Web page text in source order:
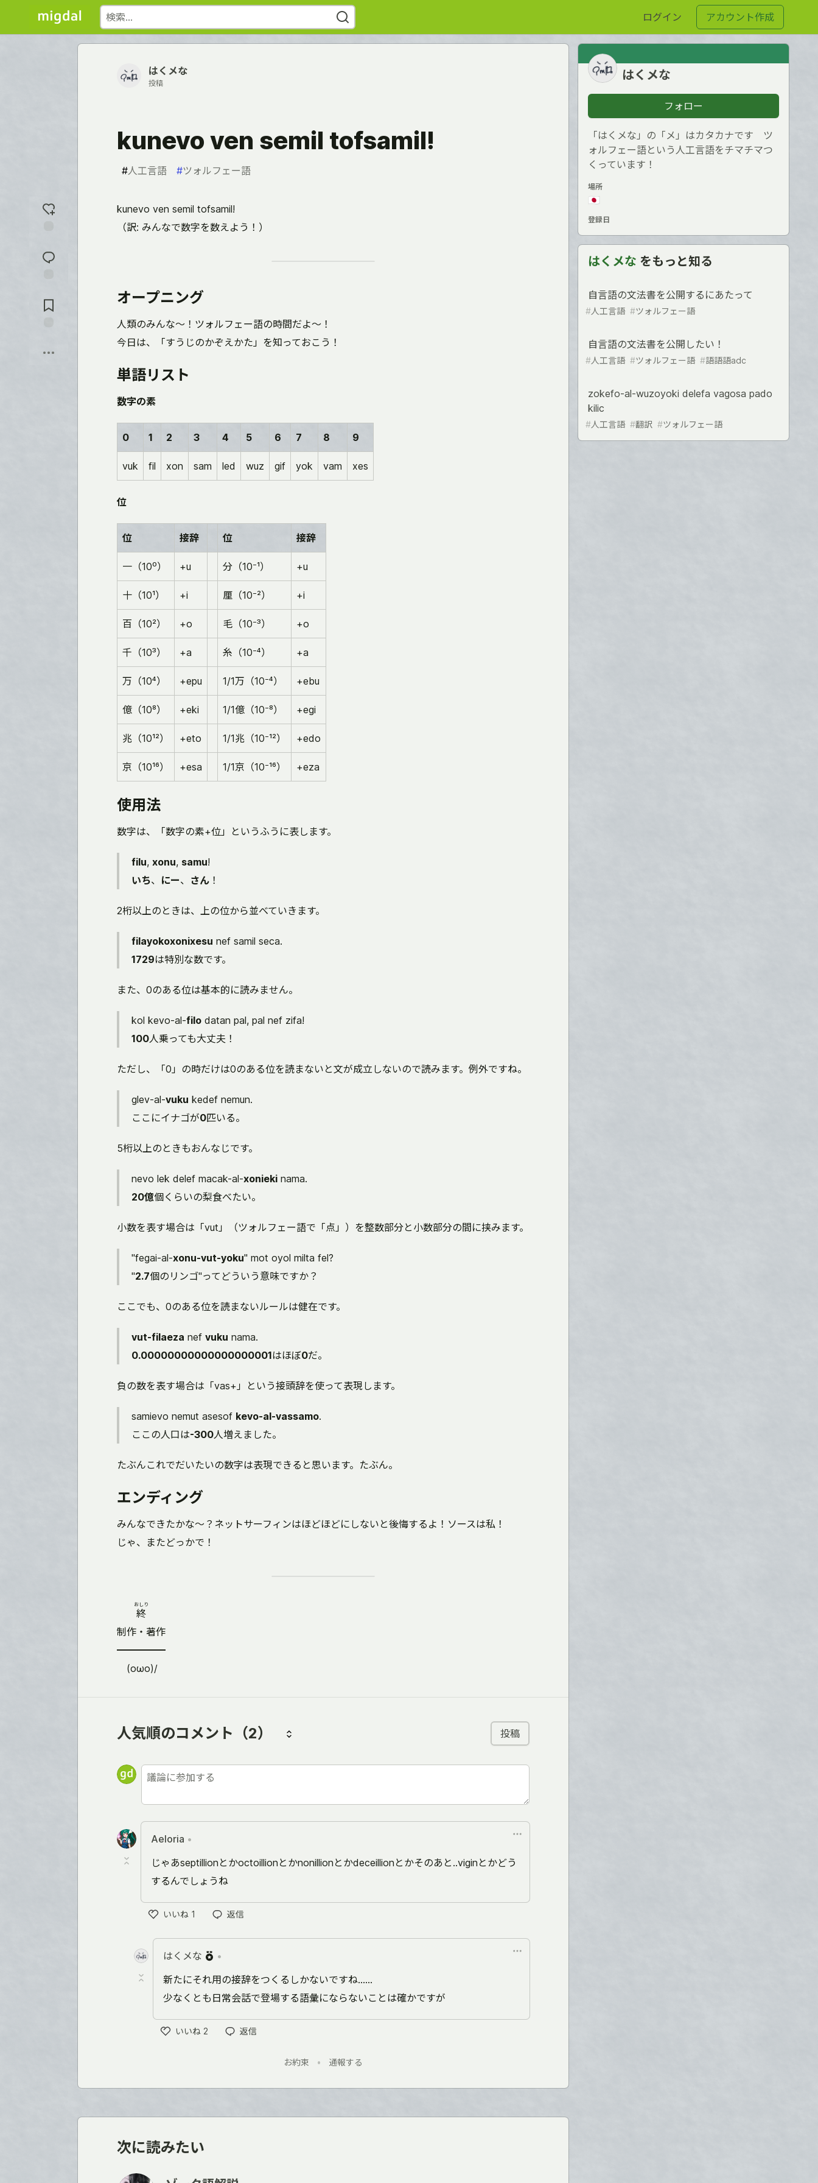
ログイン アカウント作成
応
を
メ
ン
ぶ
はくメな
投稿
kunevo ven semil tofsamil!
#人工言語 #ツォルフェー語
kunevo ven semil tofsamil!
（訳: みんなで数字を数えよう！）
オープニング
人類のみんな～！ツォルフェー語の時間だよ～！
今日は、「すうじのかぞえかた」を知っておこう！
単語リスト
数字の素
0 1 2 3 4 5 6 7 8 9
vuk fil xon sam led wuz gif yok vam xes
位
位 接辞 位 接辞
一（10⁰） +u 分（10⁻¹） +u
十（10¹） +i 厘（10⁻²） +i
百（10²） +o 毛（10⁻³） +o
千（10³） +a 糸（10⁻⁴） +a
万（10⁴） +epu 1/1万（10⁻⁴） +ebu
億（10⁸） +eki 1/1億（10⁻⁸） +egi
兆（10¹²） +eto 1/1兆（10⁻¹²） +edo
京（10¹⁶） +esa 1/1京（10⁻¹⁶） +eza
使用法
数字は、「数字の素+位」というふうに表します。
filu, xonu, samu!
いち、 にー、 さん ！
2桁以上のときは、上の位から並べていきます。
filayokoxonixesu nef samil seca.
1729は特別な数です。
また、0のある位は基本的に読みません。
kol kevo-al-filo datan pal, pal nef zifa!
100人乗っても大丈夫！
ただし、「0」の時だけは0のある位を読まないと文が成立しないので読みます。例外ですね。
glev-al-vuku kedef nemun.
ここにイナゴが0匹いる。
5桁以上のときもおんなじです。
nevo lek delef macak-al-xonieki nama.
20億個くらいの梨食べたい。
小数を表す場合は「vut」（ツォルフェー語で「点」）を整数部分と小数部分の間に挟みます。
"fegai-al-xonu-vut-yoku" mot oyol milta fel?
"2.7個のリンゴ"ってどういう意味ですか？
ここでも、0のある位を読まないルールは健在です。
vut-filaeza nef vuku nama.
0.00000000000000000001はほぼ0だ。
負の数を表す場合は「vas+」という接頭辞を使って表現します。
samievo nemut asesof kevo-al-vassamo.
ここの人口は-300人増えました。
たぶんこれでだいたいの数字は表現できると思います。たぶん。
エンディング
みんなできたかな〜？ネットサーフィンはほどほどにしないと後悔するよ！ソースは私！
じゃ、またどっかで！
終
おしり
制作・著作
━━━━━
(oωo)/
人気順のコメント （2） 投稿
Aeloria •
じゃあseptillionとかoctoillionとかnonillionとかdeceillionとかそのあと..viginとかどう
するんでしょうね
いいね 1
い
ね
返信
はくメな
•
新たにそれ用の接辞をつくるしかないですね……
少なくとも日常会話で登場する語彙にならないことは確かですが
いいね 2
返信
お約束 • 通報する
次に読みたい
はくメな
フォロー
「はくメな」の「メ」はカタカナです ツ
ォルフェー語という人工言語をチマチマつ
くっています！
場所
🇯🇵
登録日
はくメな をもっと知る
自言語の文法書を公開するにあたって
#人工言語 #ツォルフェー語
自言語の文法書を公開したい！
#人工言語 #ツォルフェー語 #語語語adc
zokefo-al-wuzoyoki delefa vagosa pado
kilic
#人工言語 #翻訳 #ツォルフェー語